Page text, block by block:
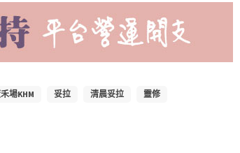
場KHM 妥拉 清晨妥拉 靈修